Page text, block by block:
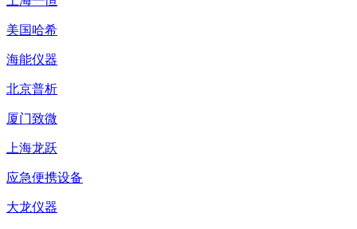
美国哈希
海能仪器
北京普析
厦门致微
上海龙跃
应急便携设备
大龙仪器